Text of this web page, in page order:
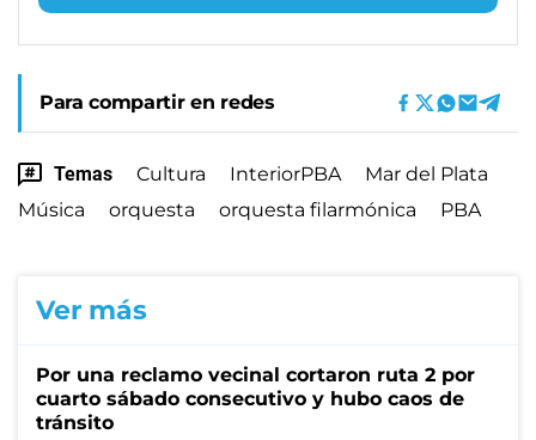
Para compartir en redes
Temas Cultura InteriorPBA
Mar del Plata
Música
orquesta orquesta filarmónica PBA
Ver más
Por una reclamo vecinal cortaron ruta 2 por
cuarto sábado consecutivo y hubo caos de
tránsito